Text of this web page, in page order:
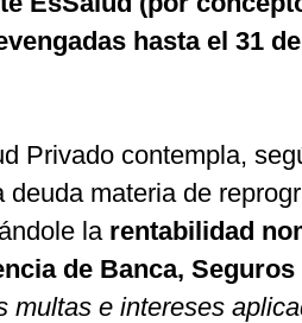
hasta el 31
Privado contempla,
deuda materia de
larentabilidad
de Banca, Seguros
multas e intereses